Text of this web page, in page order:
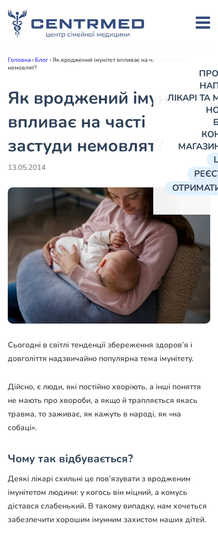
ЛІКАРІ
Головна› Блог›Як вроджений імунітет впливає на часті застуди
немовлят?
Як вроджений імунітет
впливає на часті
застуди немовлят?
13.05.2014
Сьогодні в світлі тенденції збереження здоров’я і
довголіття надзвичайно популярна тема імунітету.
Дійсно, є люди, які постійно хворіють, а інші поняття
не мають про хвороби, а якщо й трапляється якась
травма, то заживає, як кажуть в народі, як «на
собаці».
Чому так відбувається?
Деякі лікарі схильні це пов’язувати з вродженим
імунітетом людини: у когось він міцний, а комусь
дістався слабенький. В такому випадку, нам хочеться
забезпечити хорошим імунним захистом наших дітей.